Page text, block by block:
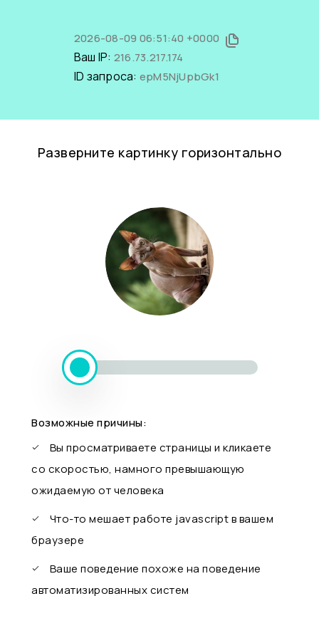
2026-08-09 06:51:40 +0000
Ваш IP: 216.73.217.174
ID запроса: epM5NjUpbGk1
Разверните картинку горизонтально
Возможные причины:
Вы просматриваете страницы и кликаете
со скоростью, намного превышающую
ожидаемую от человека
Что-то мешает работе javascript в вашем
браузере
Ваше поведение похоже на поведение
автоматизированных систем